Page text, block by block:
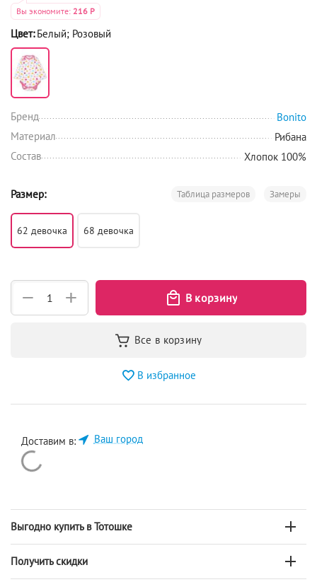
Вы экономите: 216 Р
Цвет: Белый; Розовый
Бренд
Bonito
Материал
Рибана
Состав
Хлопок 100%
Размер: Замеры
Таблица размеров
62 девочка 68 девочка
+
−
В избранное
Доставим в: Ваш город
Выгодно купить в Тотошке
Получить скидки